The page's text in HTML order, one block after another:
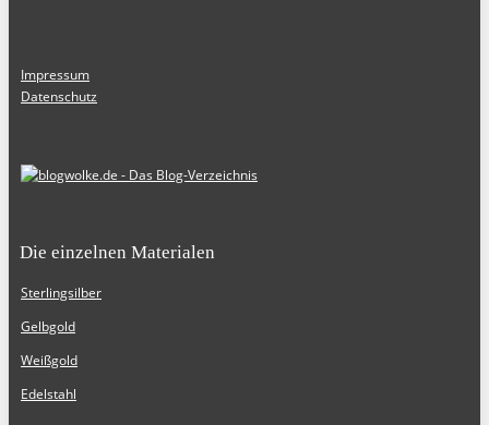
Impressum
Datenschutz
Die einzelnen Materialen
Sterlingsilber
Gelbgold
Weißgold
Edelstahl